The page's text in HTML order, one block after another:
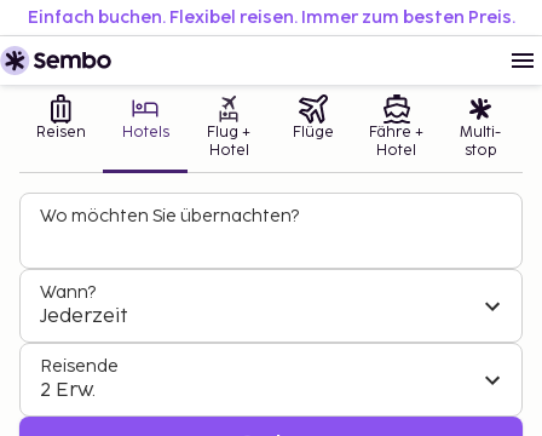
Einfach buchen. Flexibel reisen. Immer zum besten Preis.
Reisen Hotels
Flug +
Hotel
Flüge
Fähre +
Hotel
Multi-
stop
Wo möchten Sie übernachten?
Wann?
Jederzeit
Reisende
2 Erw.